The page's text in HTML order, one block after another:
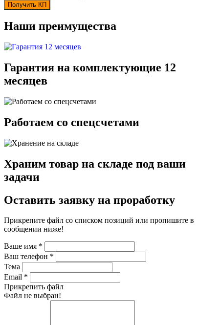
Получить КП
Наши преимущества
Гарантия на комплектующие 12
месяцев
Работаем со спецсчетами
Храним товар на складе под ваши
задачи
Оставить заявку на проработку
Прикрепите файл со списком позиций или пропишите в
сообщении ниже!
Ваше имя *
Ваш телефон *
Тема
Email *
Прикрепить файл
Файл не выбран!